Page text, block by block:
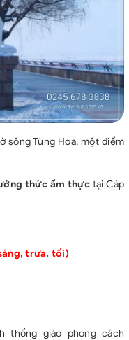
sông Tùng Hoa, một điểm
thức ẩm thựctại Cáp
trưa, tối)
thống giáo phong cách